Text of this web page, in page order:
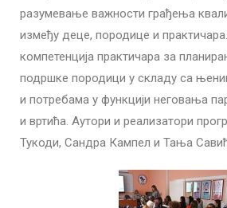
разумевање важности грађења
између деце, породице и
компетенција практичара за
подршке породици у складу са
и потребама у функцији неговања
и вртића. Аутори и реализатори
Тукоди, Сандра Кампел и Тања